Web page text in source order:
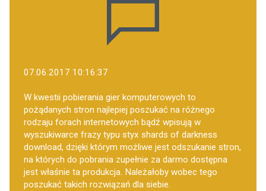
07.06.2017 10:16:37
W kwestii pobierania gier komputerowych to
pożądanych stron najlepiej poszukać na różnego
rodzaju forach internetowych bądź wpisują w
wyszukiwarce frazy typu styx shards of darkness
download, dzięki którym możliwe jest odszukanie stron,
na których do pobrania zupełnie za darmo dostępna
jest właśnie ta produkcja. Należałoby wobec tego
poszukać takich rozwiązań dla siebie.